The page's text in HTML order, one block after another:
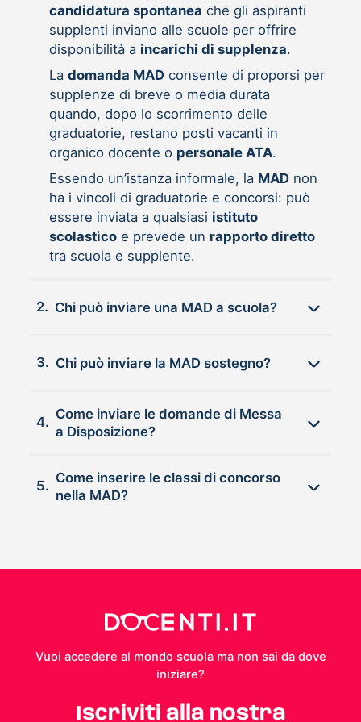
candidatura spontanea che gli aspiranti
supplenti inviano alle scuole per offrire
disponibilità a incarichi di supplenza.
La domanda MADconsente di proporsi per
supplenze di breve o media durata
quando, dopo lo scorrimento delle
graduatorie, restano posti vacanti in
organico docente o personale ATA.
Essendo un’istanza informale, la MADnon
ha i vincoli di graduatorie e concorsi: può
essere inviata a qualsiasi istituto
scolasticoe prevede un rapporto diretto
tra scuola e supplente.
2. Chi può inviare una MAD a scuola?
3. Chi può inviare la MAD sostegno?
4.
Come inviare le domande di Messa
a Disposizione?
5.
Come inserire le classi di concorso
nella MAD?
Vuoi accedere al mondo scuola ma non sai da dove
iniziare?
Iscriviti alla nostra